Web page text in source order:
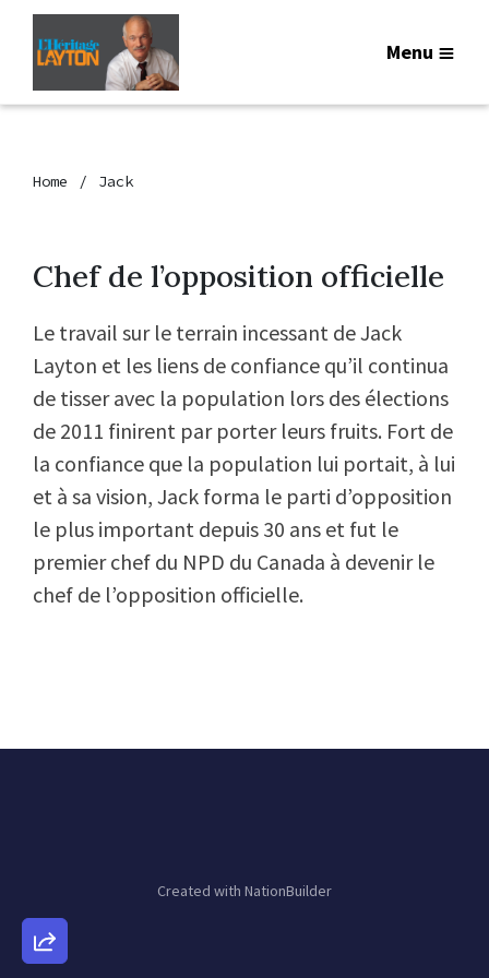
Menu
Home Jack
Chef de l’opposition officielle
Le travail sur le terrain incessant de Jack
Layton et les liens de confiance qu’il continua
de tisser avec la population lors des élections
de 2011 finirent par porter leurs fruits. Fort de
la confiance que la population lui portait, à lui
et à sa vision, Jack forma le parti d’opposition
le plus important depuis 30 ans et fut le
premier chef du NPD du Canada à devenir le
chef de l’opposition officielle.
Created with NationBuilder